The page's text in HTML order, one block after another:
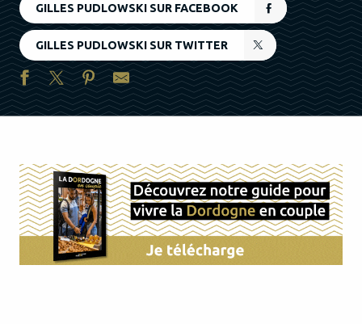
GILLES PUDLOWSKI SUR FACEBOOK
GILLES PUDLOWSKI SUR TWITTER